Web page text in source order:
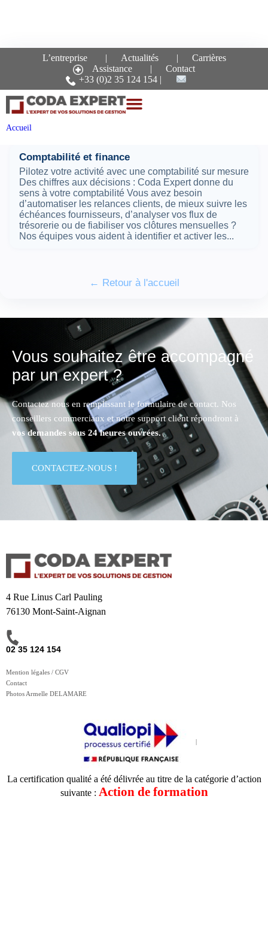
L’entreprise Actualités
Carrières
Assistance
Contact
+33 (0)2 35 124 154
Accueil
Recherche pour le mot-
clé : finance
Pages
Comptabilité et finance
Pilotez votre activité avec une comptabilité sur mesure
Des chiffres aux décisions : Coda Expert donne du
sens à votre comptabilité Vous avez besoin
d’automatiser les relances clients, de mieux suivre les
échéances fournisseurs, d’analyser vos flux de
trésorerie ou de fiabiliser vos clôtures mensuelles ?
Nos équipes vous aident à identifier et activer les...
← Retour à l'accueil
Vous souhaitez être accompagné
par un expert ?
Contactez nous en remplissant le formulaire de contact. Nos
conseillers commerciaux et notre support client répondront à
vos demandes sous 24 heures ouvrées.
CONTACTEZ-NOUS !
4 Rue Linus Carl Pauling
76130 Mont-Saint-Aignan
02 35 124 154
Mention légales / CGV
Contact
Photos Armelle DELAMARE
La certification qualité a été délivrée au titre de la catégorie d’action
suivante : Action de formation